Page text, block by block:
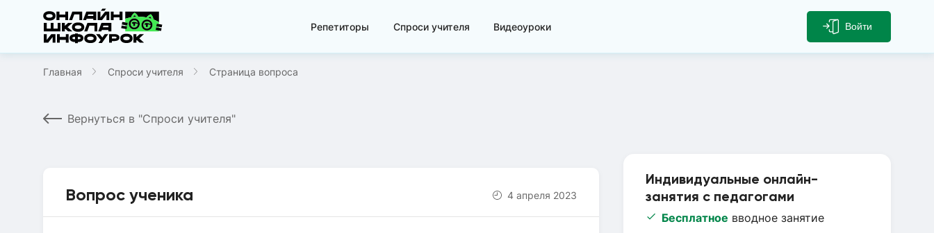
Репетиторы Спроси учителя Видеоуроки Войти
Главная Спроси учителя Страница вопроса
Вернуться в "Спроси учителя"
Индивидуальные онлайн-
занятия с педагогами
Бесплатное вводное занятие
Вопрос ученика 4 апреля 2023